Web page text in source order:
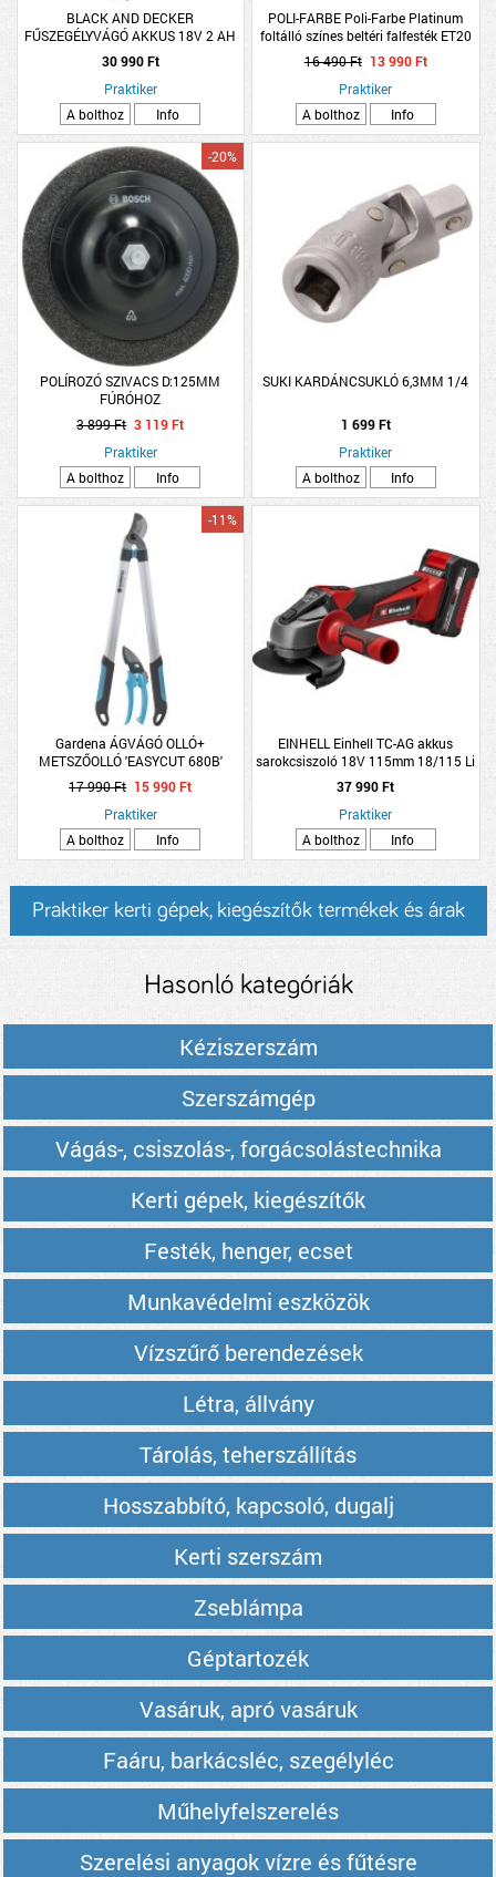
BLACK AND DECKER
FŰSZEGÉLYVÁGÓ AKKUS 18V 2 AH
28CM AKKU ÉS TÖLTŐ NÉLKÜL
30 990 Ft
Praktiker
A bolthoz
Info
POLI-FARBE Poli-Farbe Platinum
foltálló színes beltéri falfesték ET20
Erdei tündérfürt, 5l
16 490 Ft 13 990 Ft
Praktiker
A bolthoz
Info
POLÍROZÓ SZIVACS D:125MM
FÚRÓHOZ
-20%
3 899 Ft 3 119 Ft
Praktiker
A bolthoz
Info
SUKI KARDÁNCSUKLÓ 6,3MM 1/4
1 699 Ft
Praktiker
A bolthoz
Info
Gardena ÁGVÁGÓ OLLÓ+
METSZŐOLLÓ 'EASYCUT 680B'
-11%
17 990 Ft 15 990 Ft
Praktiker
A bolthoz
Info
EINHELL Einhell TC-AG akkus
sarokcsiszoló 18V 115mm 18/115 Li
akkuval és töltővel
37 990 Ft
Praktiker
A bolthoz
Info
Praktiker kerti gépek, kiegészítők termékek és árak
Hasonló kategóriák
Kéziszerszám
Szerszámgép
Vágás-, csiszolás-, forgácsolástechnika
Kerti gépek, kiegészítők
Festék, henger, ecset
Munkavédelmi eszközök
Vízszűrő berendezések
Létra, állvány
Tárolás, teherszállítás
Hosszabbító, kapcsoló, dugalj
Kerti szerszám
Zseblámpa
Géptartozék
Vasáruk, apró vasáruk
Faáru, barkácsléc, szegélyléc
Műhelyfelszerelés
Szerelési anyagok vízre és fűtésre